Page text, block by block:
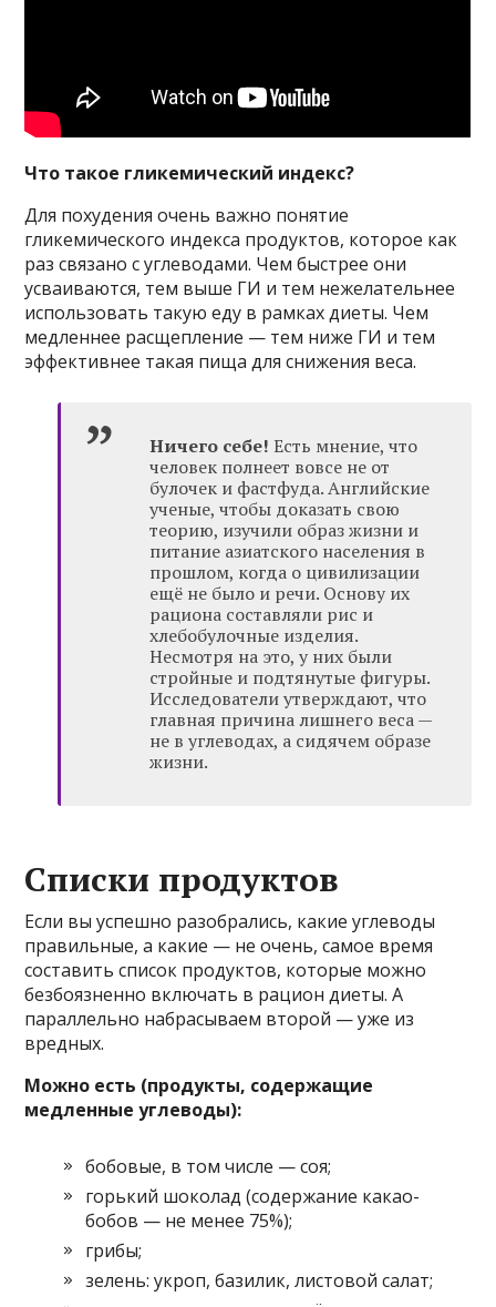
Что такое гликемический индекс?
Для похудения очень важно понятие
гликемического индекса продуктов, которое как
раз связано с углеводами. Чем быстрее они
усваиваются, тем выше ГИ и тем нежелательнее
использовать такую еду в рамках диеты. Чем
медленнее расщепление — тем ниже ГИ и тем
эффективнее такая пища для снижения веса.
Ничего себе! Есть мнение, что
человек полнеет вовсе не от
булочек и фастфуда. Английские
ученые, чтобы доказать свою
теорию, изучили образ жизни и
питание азиатского населения в
прошлом, когда о цивилизации
ещё не было и речи. Основу их
рациона составляли рис и
хлебобулочные изделия.
Несмотря на это, у них были
стройные и подтянутые фигуры.
Исследователи утверждают, что
главная причина лишнего веса —
не в углеводах, а сидячем образе
жизни.
Списки продуктов
Если вы успешно разобрались, какие углеводы
правильные, а какие — не очень, самое время
составить список продуктов, которые можно
безбоязненно включать в рацион диеты. А
параллельно набрасываем второй — уже из
вредных.
Можно есть (продукты, содержащие
медленные углеводы):
бобовые, в том числе — соя;
горький шоколад (содержание какао-
бобов — не менее 75%);
грибы;
зелень: укроп, базилик, листовой салат;